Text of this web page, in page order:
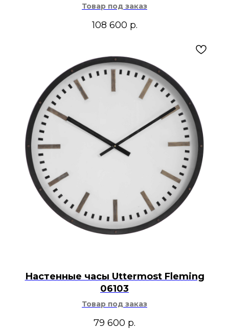
Товар под заказ
108 600 р.
Настенные часы Uttermost Fleming
06103
Товар под заказ
79 600 р.